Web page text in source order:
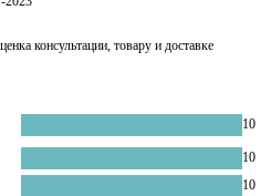
консультации, товару и доставке
10
10
10